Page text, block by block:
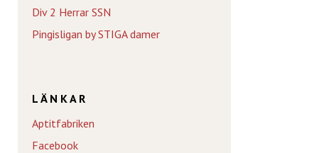
Div 2 Herrar SSN
Pingisligan by STIGA damer
LÄNKAR
Aptitfabriken
Facebook